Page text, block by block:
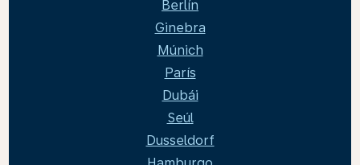
Berlín
Ginebra
Múnich
París
Dubái
Seúl
Dusseldorf